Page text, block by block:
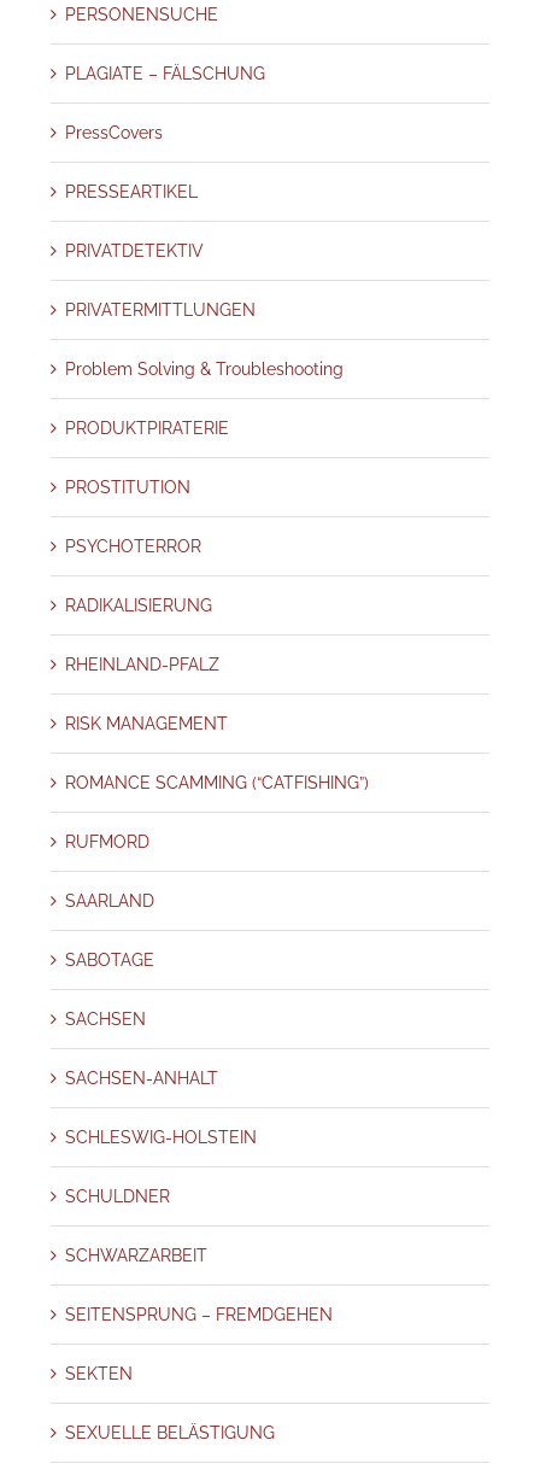
PERSONENSUCHE
PLAGIATE – FÄLSCHUNG
PressCovers
PRESSEARTIKEL
PRIVATDETEKTIV
PRIVATERMITTLUNGEN
Problem Solving & Troubleshooting
PRODUKTPIRATERIE
PROSTITUTION
PSYCHOTERROR
RADIKALISIERUNG
RHEINLAND-PFALZ
RISK MANAGEMENT
ROMANCE SCAMMING (“CATFISHING”)
RUFMORD
SAARLAND
SABOTAGE
SACHSEN
SACHSEN-ANHALT
SCHLESWIG-HOLSTEIN
SCHULDNER
SCHWARZARBEIT
SEITENSPRUNG – FREMDGEHEN
SEKTEN
SEXUELLE BELÄSTIGUNG